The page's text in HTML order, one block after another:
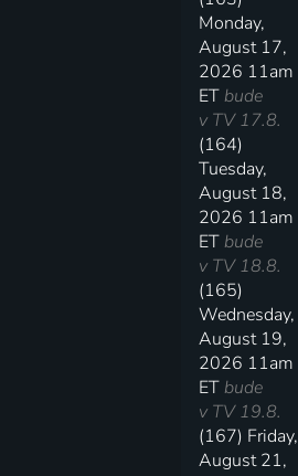
Monday,
August 17,
2026 11am
ETbude
v TV 17.8.
(164)
Tuesday,
August 18,
2026 11am
ETbude
v TV 18.8.
(165)
Wednesday,
August 19,
2026 11am
ETbude
v TV 19.8.
(167) Friday,
August 21,